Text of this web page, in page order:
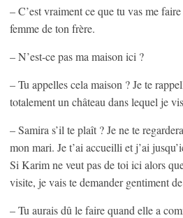
– C’est vraiment ce que tu vas me
femme de ton frère.
– N’est-ce pas ma maison ici ?
– Tu appelles cela maison ? Je te
totalement un château dans lequel je
– Samira s’il te plaît ? Je ne te
mon mari. Je t’ai accueilli et j’ai
Si Karim ne veut pas de toi ici alors
visite, je vais te demander gentiment
– Tu aurais dû le faire quand elle a